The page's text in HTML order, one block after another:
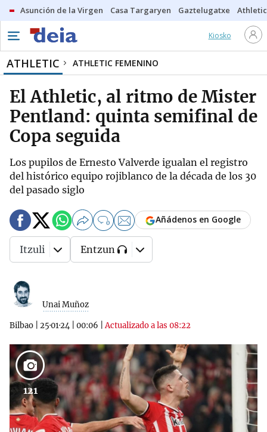
Asunción de la Virgen Casa Targaryen Gaztelugatxe Athletic
Kiosko
ATHLETIC ATHLETIC FEMENINO
El Athletic, al ritmo de Mister
Pentland: quinta semifinal de
Copa seguida
Los pupilos de Ernesto Valverde igualan el registro
del histórico equipo rojiblanco de la década de los 30
del pasado siglo
Unai Muñoz
Bilbao 25·01·24 00:06 |Actualizado a las 08:22
0 Añádenos en Google
Itzuli Entzun
121